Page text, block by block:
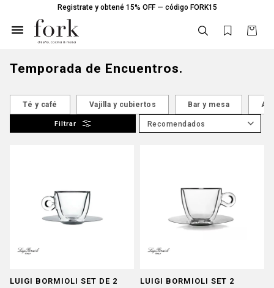
Registrate y obtené 15% OFF — código FORK15

Temporada de Encuentros.
Té y café Vajilla y cubiertos Bar y mesa
Recomendados
LUIGI BORMIOLI SET DE 2
LUIGI BORMIOLI SET 2